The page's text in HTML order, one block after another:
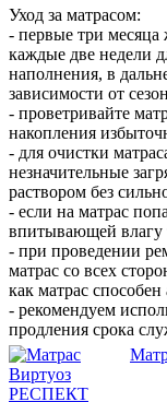
Уход за матрасом:
- первые три месяца
каждые две недели
наполнения, в
зависимости от
- проветривайте
накопления
- для очистки
незначительные
раствором без
- если на матрас
впитывающей влагу
- при проведении
матрас со всех
как матрас
- рекомендуем
продления срока